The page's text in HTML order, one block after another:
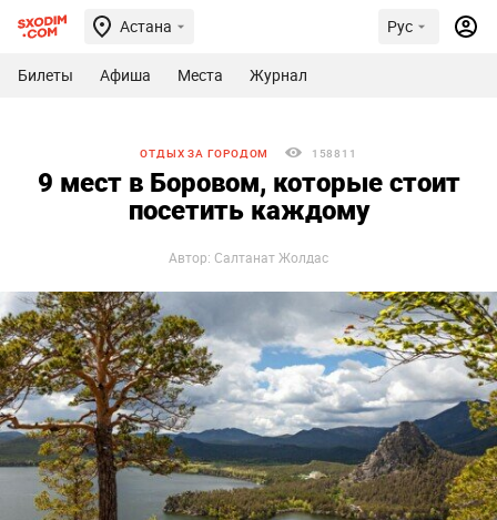
Астана Рус
Билеты Афиша Места Журнал
ОТДЫХ ЗА ГОРОДОМ 158811
9 мест в Боровом, которые стоит
посетить каждому
Автор: Салтанат Жолдас